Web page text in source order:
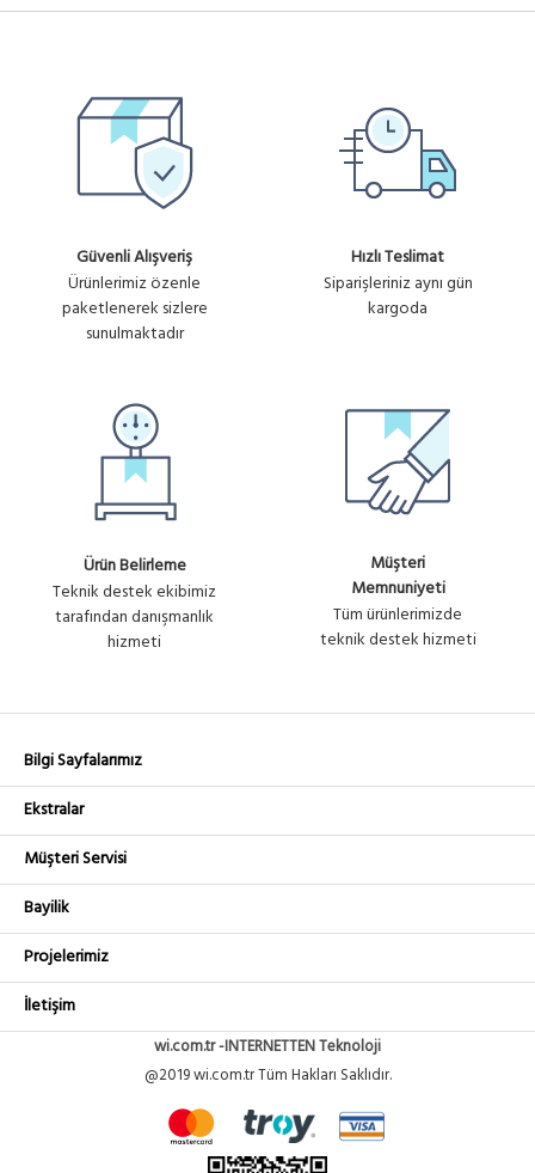
Güvenli Alışveriş
Ürünlerimiz özenle
paketlenerek sizlere
sunulmaktadır
Hızlı Teslimat
Siparişleriniz aynı gün
kargoda
Ürün Belirleme
Teknik destek ekibimiz
tarafından danışmanlık
hizmeti
Müşteri
Memnuniyeti
Tüm ürünlerimizde
teknik destek hizmeti
Bilgi Sayfalarımız
Ekstralar
Müşteri Servisi
Bayilik
Projelerimiz
İletişim
wi.com.tr -INTERNETTEN Teknoloji
@2019 wi.com.tr Tüm Hakları Saklıdır.